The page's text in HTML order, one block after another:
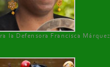
la Defensora Francisca Márquez